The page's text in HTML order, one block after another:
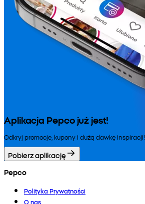
Aplikacja Pepco już jest!
Odkryj promocje, kupony i dużą dawkę inspiracji!
Pobierz aplikację
Pepco
Polityka Prywatności
O nas